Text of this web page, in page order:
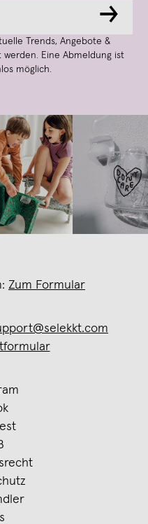
→
Trends, Angebote &
Eine Abmeldung ist
möglich.
Zum Formular